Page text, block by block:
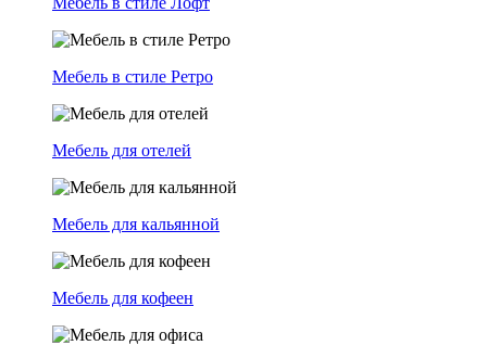
Мебель в стиле Ретро
Мебель для отелей
Мебель для кальянной
Мебель для кофеен